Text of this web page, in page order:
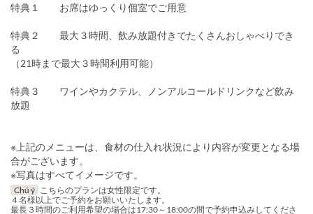
特典１ お席はゆっくり個室でご用意
特典２ 最大３時間、飲み放題付きでたくさんおしゃべりでき
（21時まで最大３時間利用可能）
特典３ ワインやカクテル、ノンアルコールドリンクなど飲み
放題
※上記のメニューは、食材の仕入れ状況により内容が変更となる場
合がございます。
※写真はすべてイメージです。
Chú ý
こちらのプランは女性限定です。
４名様以上でご予約をお願いいたします。
最長３時間のご利用希望の場合は17:30～18:00の間で予約申込みしてくださ